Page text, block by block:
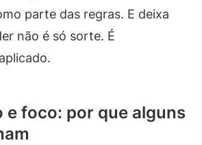
parte das regras. E deixa
não é só sorte. É
e foco: por que alguns